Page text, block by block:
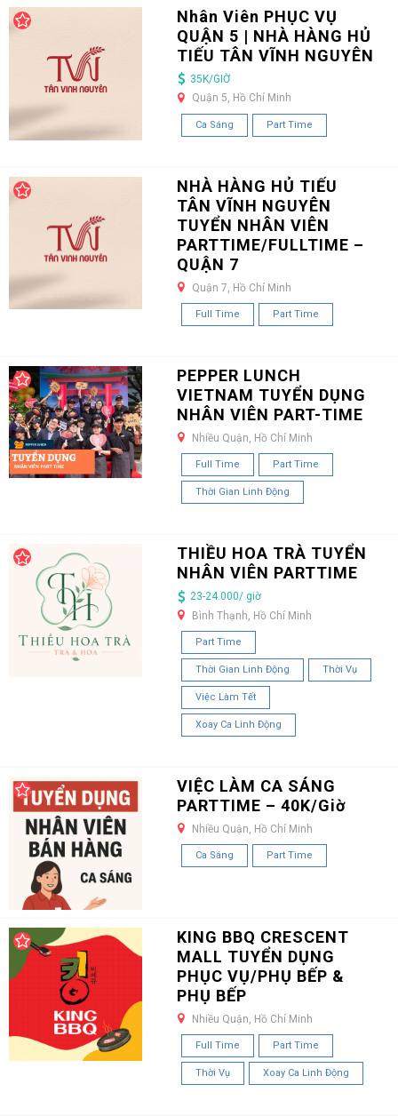
Nhân Viên PHỤC VỤ
QUẬN 5 | NHÀ HÀNG HỦ
TIẾU TÂN VĨNH NGUYÊN
35K/GIỜ
Quận 5, Hồ Chí Minh
Ca Sáng Part Time
NHÀ HÀNG HỦ TIẾU
TÂN VĨNH NGUYÊN
TUYỂN NHÂN VIÊN
PARTTIME/FULLTIME –
QUẬN 7
Quận 7, Hồ Chí Minh
Full Time Part Time
PEPPER LUNCH
VIETNAM TUYỂN DỤNG
NHÂN VIÊN PART-TIME
Nhiều Quận, Hồ Chí Minh
Full Time Part Time
Thời Gian Linh Động
THIỀU HOA TRÀ TUYỂN
NHÂN VIÊN PARTTIME
23-24.000/ giờ
Bình Thạnh, Hồ Chí Minh
Part Time
Thời Gian Linh Động Thời Vụ
Việc Làm Tết
Xoay Ca Linh Động
VIỆC LÀM CA SÁNG
PARTTIME – 40K/Giờ
Nhiều Quận, Hồ Chí Minh
Ca Sáng Part Time
KING BBQ CRESCENT
MALL TUYỂN DỤNG
PHỤC VỤ/PHỤ BẾP &
PHỤ BẾP
Nhiều Quận, Hồ Chí Minh
Full Time Part Time
Thời Vụ Xoay Ca Linh Động